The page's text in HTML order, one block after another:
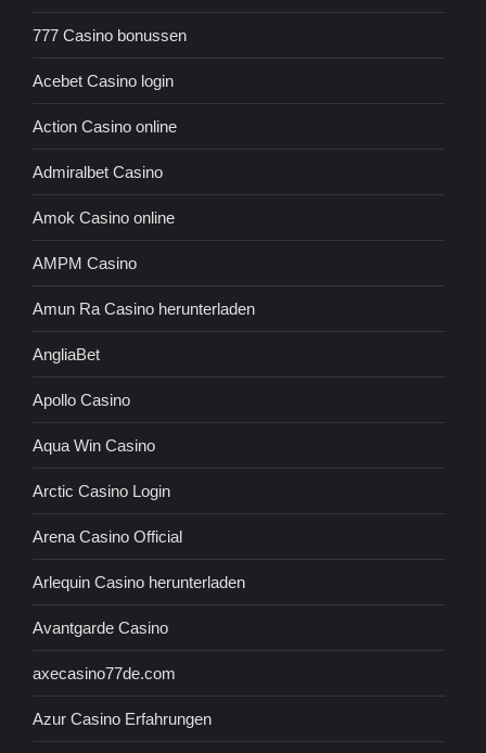
777 Casino bonussen
Acebet Casino login
Action Casino online
Admiralbet Casino
Amok Casino online
AMPM Casino
Amun Ra Casino herunterladen
AngliaBet
Apollo Casino
Aqua Win Casino
Arctic Casino Login
Arena Casino Official
Arlequin Casino herunterladen
Avantgarde Casino
axecasino77de.com
Azur Casino Erfahrungen